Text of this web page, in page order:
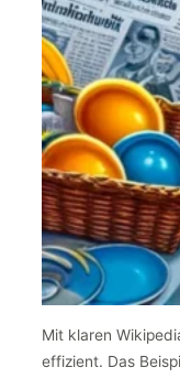
Mit klaren
effizient. Das